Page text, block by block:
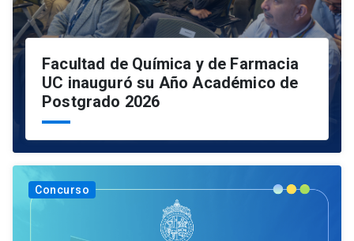
Facultad de Química y de Farmacia
UC inauguró su Año Académico de
Postgrado 2026
Concurso